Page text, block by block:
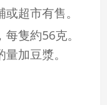
超市有售。
隻約56克。
加豆漿。